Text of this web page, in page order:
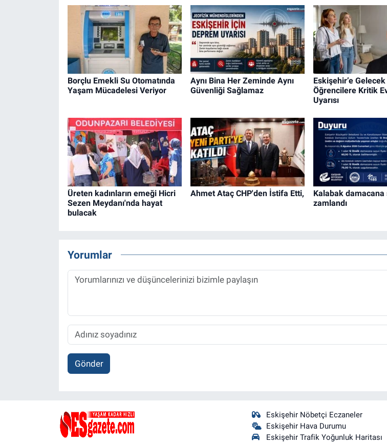
Borçlu Emekli Su Otomatında
Yaşam Mücadelesi Veriyor
Aynı Bina Her Zeminde Aynı
Güvenliği Sağlamaz
Eskişehir’e Gelecek
Öğrencilere Kritik
Uyarısı
Üreten kadınların emeği Hicri
Sezen Meydanı'nda hayat
bulacak
Ahmet Ataç CHP'den İstifa Etti,
Kalabak damacana
zamlandı
Yorumlar
Gönder
Eskişehir Nöbetçi Eczaneler
Eskişehir Hava Durumu
Eskişehir Trafik Yoğunluk Haritası